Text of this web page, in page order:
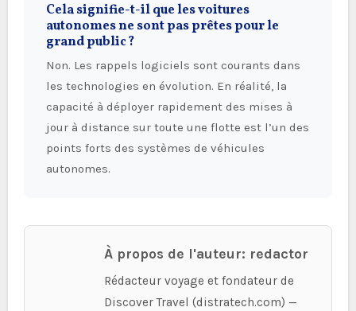
Cela signifie-t-il que les voitures
autonomes ne sont pas prêtes pour le
grand public ?
Non. Les rappels logiciels sont courants dans
les technologies en évolution. En réalité, la
capacité à déployer rapidement des mises à
jour à distance sur toute une flotte est l’un des
points forts des systèmes de véhicules
autonomes.
À propos de l'auteur: redactor
Rédacteur voyage et fondateur de
Discover Travel (distratech.com) —